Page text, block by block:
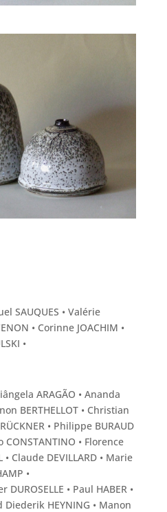
SAUQUES • Valérie
• Corinne JOACHIM •
•
ARAGÃO • Ananda
BERTHELLOT • Christian
• Philippe BURAUD
CONSTANTINO • Florence
• Claude DEVILLARD • Marie
•
DUROSELLE • Paul HABER •
Diederik HEYNING • Manon